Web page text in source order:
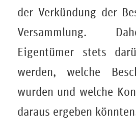
der Verkündung der
Versammlung.
Eigentümer stets
werden, welche
wurden und welche
daraus ergeben